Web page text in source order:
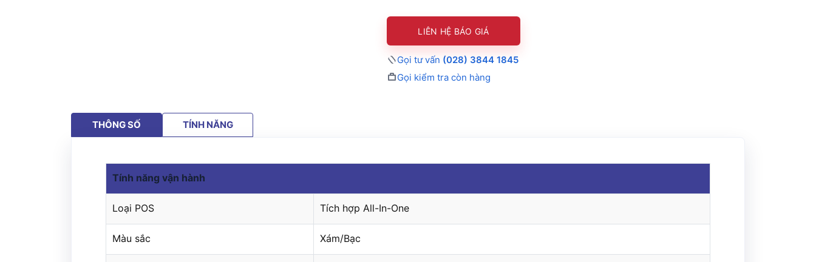
LIÊN HỆ BÁO GIÁ
Gọi tư vấn (028) 3844 1845
Gọi kiểm tra còn hàng
THÔNG SỐ TÍNH NĂNG
Tính năng vận hành
Loại POS Tích hợp All-In-One
Màu sắc Xám/Bạc